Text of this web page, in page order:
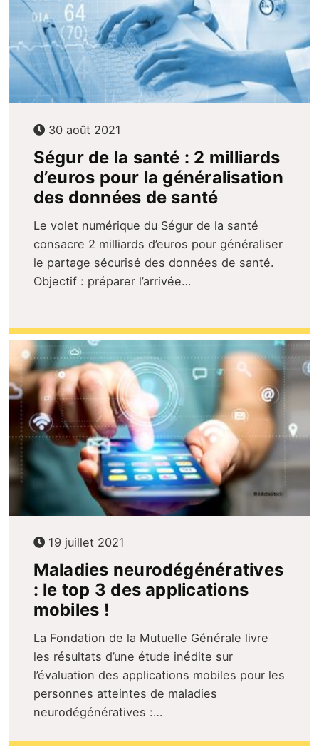
30 août 2021
Ségur de la santé : 2 milliards
d’euros pour la généralisation
des données de santé
Le volet numérique du Ségur de la santé
consacre 2 milliards d’euros pour généraliser
le partage sécurisé des données de santé.
Objectif : préparer l’arrivée…
19 juillet 2021
Maladies neurodégénératives
: le top 3 des applications
mobiles !
La Fondation de la Mutuelle Générale livre
les résultats d’une étude inédite sur
l’évaluation des applications mobiles pour les
personnes atteintes de maladies
neurodégénératives :…